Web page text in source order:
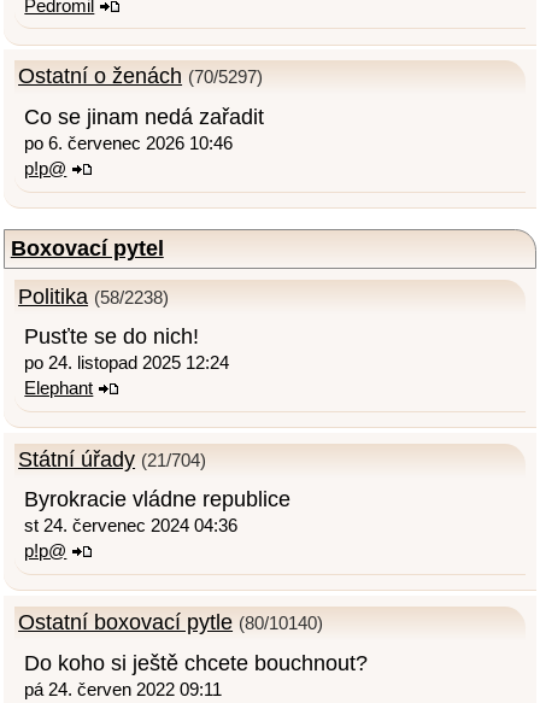
Pedromil
Ostatní o ženách (70/5297)
Co se jinam nedá zařadit
po 6. červenec 2026 10:46
p!p@
Boxovací pytel
Politika (58/2238)
Pusťte se do nich!
po 24. listopad 2025 12:24
Elephant
Státní úřady (21/704)
Byrokracie vládne republice
st 24. červenec 2024 04:36
p!p@
Ostatní boxovací pytle (80/10140)
Do koho si ještě chcete bouchnout?
pá 24. červen 2022 09:11